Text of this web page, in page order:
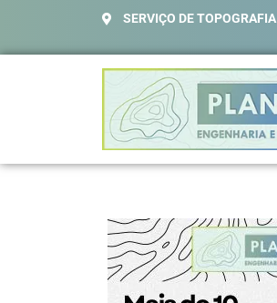
SERVIÇO DE TOPOGRAFIA